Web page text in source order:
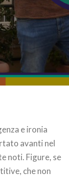
e ironia
avanti nel
noti. Figure, se
che non